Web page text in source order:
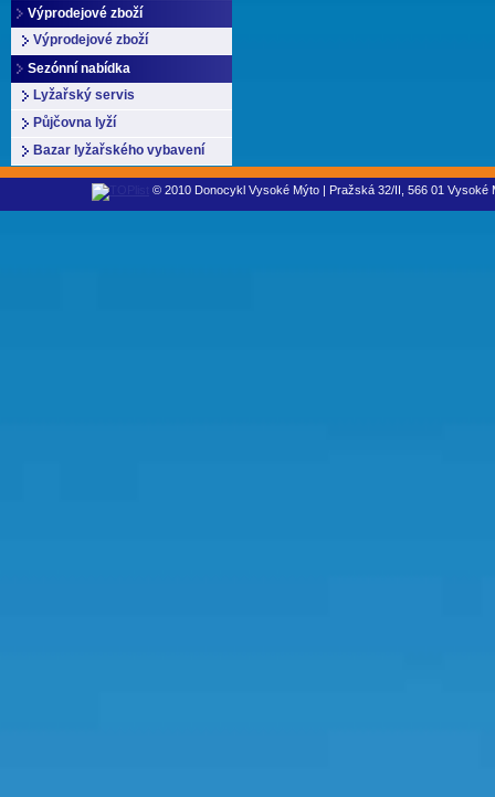
Výprodejové zboží
Výprodejové zboží
Sezónní nabídka
Lyžařský servis
Půjčovna lyží
Bazar lyžařského vybavení
© 2010 Donocykl Vysoké Mýto | Pražská 32/II, 566 01 Vysoké